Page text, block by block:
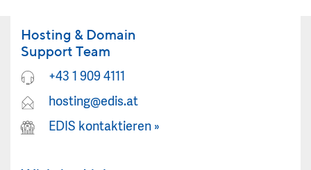
Hosting & Domain
Support Team
+43 1 909 4111
hosting@edis.at
EDIS kontaktieren »